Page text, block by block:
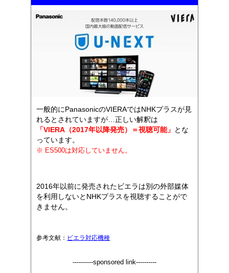
一般的にPanasonicのVIERAではNHKプラスが見
れるとされていますが…正しい解釈は
「VIERA（2017年以降発売）＝視聴可能」 とな
っています。
※ ES500は対応していません。
2016年以前に発売されたビエラは別の外部媒体
を利用しないとNHKプラスを視聴することがで
きません。
参考文献： ビエラ対応機種
----------sponsored link----------